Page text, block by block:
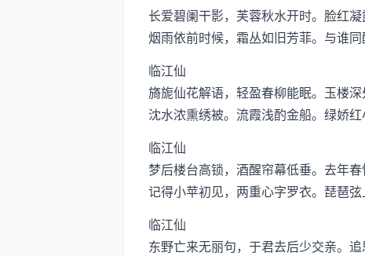
长爱碧阑干影，芙蓉秋水开时。脸红
烟雨依前时候，霜丛如旧芳菲。与谁
临江仙
旖旎仙花解语，轻盈春柳能眠。玉楼
沈水浓熏绣被。流霞浅酌金船。绿娇
临江仙
梦后楼台高锁，酒醒帘幕低垂。去年
记得小苹初见，两重心字罗衣。琵琶
临江仙
东野亡来无丽句，于君去后少交亲。